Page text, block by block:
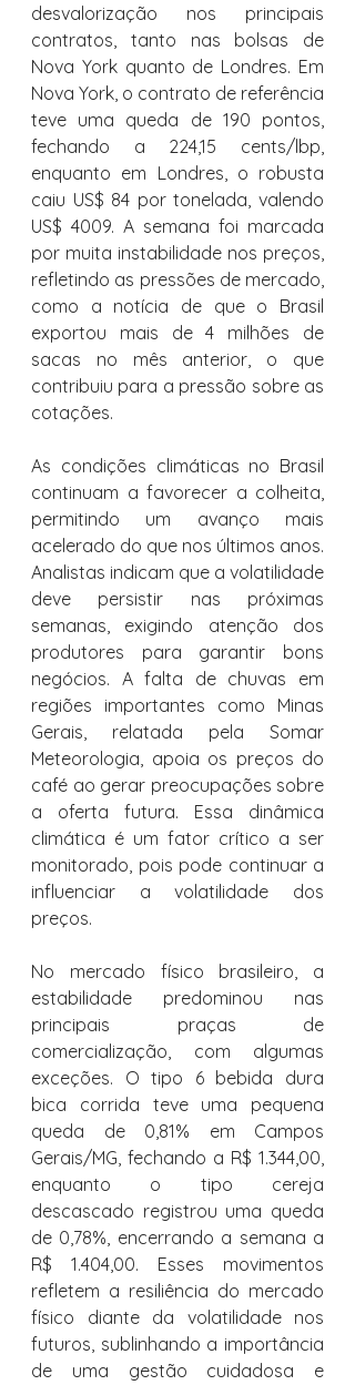
desvalorização nos principais
contratos, tanto nas bolsas de
Nova York quanto de Londres. Em
Nova York, o contrato de referência
teve uma queda de 190 pontos,
fechando a 224,15 cents/lbp,
enquanto em Londres, o robusta
caiu US$ 84 por tonelada, valendo
US$ 4009. A semana foi marcada
por muita instabilidade nos preços,
refletindo as pressões de mercado,
como a notícia de que o Brasil
exportou mais de 4 milhões de
sacas no mês anterior, o que
contribuiu para a pressão sobre as
cotações.
As condições climáticas no Brasil
continuam a favorecer a colheita,
permitindo um avanço mais
acelerado do que nos últimos anos.
Analistas indicam que a volatilidade
deve persistir nas próximas
semanas, exigindo atenção dos
produtores para garantir bons
negócios. A falta de chuvas em
regiões importantes como Minas
Gerais, relatada pela Somar
Meteorologia, apoia os preços do
café ao gerar preocupações sobre
a oferta futura. Essa dinâmica
climática é um fator crítico a ser
monitorado, pois pode continuar a
influenciar a volatilidade dos
preços.
No mercado físico brasileiro, a
estabilidade predominou nas
principais praças de
comercialização, com algumas
exceções. O tipo 6 bebida dura
bica corrida teve uma pequena
queda de 0,81% em Campos
Gerais/MG, fechando a R$ 1.344,00,
enquanto o tipo cereja
descascado registrou uma queda
de 0,78%, encerrando a semana a
R$ 1.404,00. Esses movimentos
refletem a resiliência do mercado
físico diante da volatilidade nos
futuros, sublinhando a importância
de uma gestão cuidadosa e